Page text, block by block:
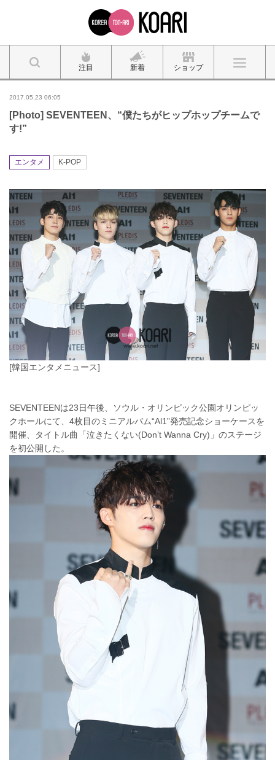
注目 新着 ショップ
2017.05.23 06:05
[Photo] SEVENTEEN、“僕たちがヒップホップチームで
す!”
エンタメ K-POP
[韓国エンタメニュース]
SEVENTEENは23日午後、ソウル・オリンピック公園オリンピッ
クホールにて、4枚目のミニアルバム“Al1”発売記念ショーケースを
開催、タイトル曲「泣きたくない(Don’t Wanna Cry)」のステージ
を初公開した。